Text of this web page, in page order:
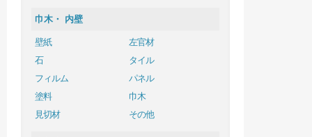
巾木・ 内壁
壁紙
左官材
石
タイル
フィルム
パネル
塗料
巾木
見切材
その他